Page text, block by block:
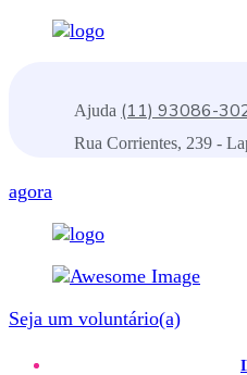
Ajuda (11) 93086-
Rua Corrientes, 239 -
agora
Seja um voluntário(a)